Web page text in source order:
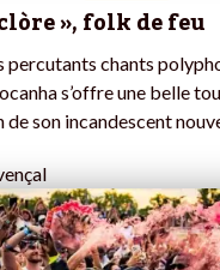
», folk de feu
percutants chants
s’offre une belle
de son incandescent